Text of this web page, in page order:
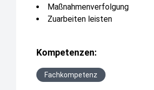
Maßnahmenverfolgung
Zuarbeiten leisten
Kompetenzen:
Fachkompetenz